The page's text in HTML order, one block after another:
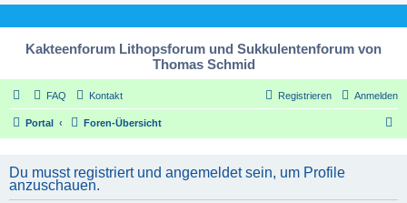
Kakteenforum Lithopsforum und Sukkulentenforum von
Thomas Schmid
FAQ Kontakt Anmelden
Registrieren
Portal Foren-Übersicht
Du musst registriert und angemeldet sein, um Profile
anzuschauen.